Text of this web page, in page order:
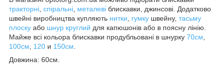
тракторні спіральні металеві блискавки, джинсові. Додатково
швейні виробництва купляють нитки гумку швейну, тасьму
плоску або шнур круглий для капюшонів або в поясну лінію.
Майже всі кольора блискавки продубльовані в шнурку 70см
100см
120 и 150см
Довжина: 60см.